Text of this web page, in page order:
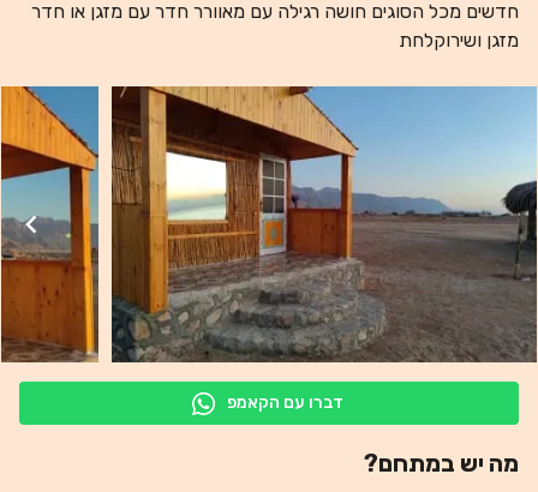
חדשים מכל הסוגים חושה רגילה עם מאוורר חדר עם מזגן או חדר
מזגן ושירוקלחת
דברו עם הקאמפ
מה יש במתחם?